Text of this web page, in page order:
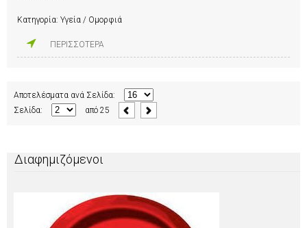
Κατηγορία: Υγεία / Ομορφιά
ΠΕΡΙΣΣΟΤΕΡΑ
Αποτελέσματα ανά Σελίδα:
Σελίδα:
από 25
Διαφημιζόμενοι